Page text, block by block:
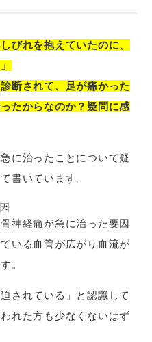
びれを抱えていたのに、
断されて、足が痛かった
たからなのか？疑問に感
に治ったことについて疑
書いています。
神経痛が急に治った要因
いる血管が広がり血流が
。
されている」と認識して
れた方も少なくないはず